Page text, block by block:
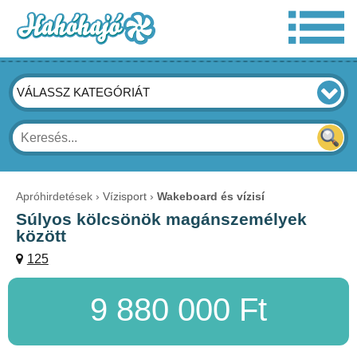
VÁLASSZ KATEGÓRIÁT
Apróhirdetések Vízisport Wakeboard és vízisí
Súlyos kölcsönök magánszemélyek
között
125
9 880 000 Ft